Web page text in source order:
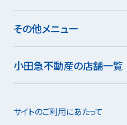
その他メニュー
小田急不動産の店舗一覧
サイトのご利用にあたって